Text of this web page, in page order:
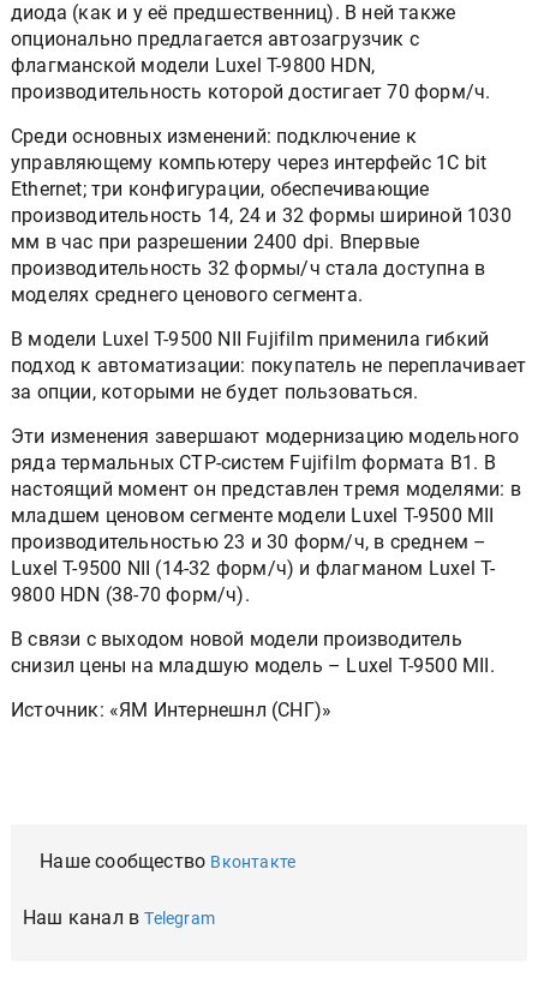
диода (как и у её предшественниц). В ней также
опционально предлагается автозагрузчик с
флагманской модели Luxel T-9800 HDN,
производительность которой достигает 70 форм/ч.
Среди основных изменений: подключение к
управляющему компьютеру через интерфейс 1C bit
Ethernet; три конфигурации, обеспечивающие
производительность 14, 24 и 32 формы шириной 1030
мм в час при разрешении 2400 dpi. Впервые
производительность 32 формы/ч стала доступна в
моделях среднего ценового сегмента.
В модели Luxel T-9500 NII Fujifilm применила гибкий
подход к автоматизации: покупатель не переплачивает
за опции, которыми не будет пользоваться.
Эти изменения завершают модернизацию модельного
ряда термальных СТР-систем Fujifilm формата В1. В
настоящий момент он представлен тремя моделями: в
младшем ценовом сегменте модели Luxel T-9500 MII
производительностью 23 и 30 форм/ч, в среднем –
Luxel T-9500 NII (14-32 форм/ч) и флагманом Luxel T-
9800 HDN (38-70 форм/ч).
В связи с выходом новой модели производитель
снизил цены на младшую модель – Luxel T-9500 MII.
Источник: «ЯМ Интернешнл (СНГ)»
Наше сообщество Вконтакте
Наш канал вTelegram